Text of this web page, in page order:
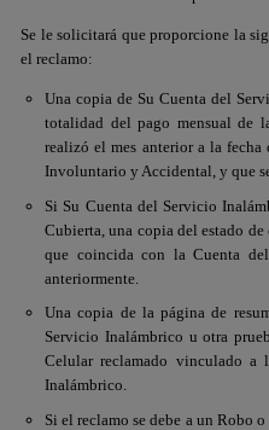
Se le solicitará que proporcione la
el reclamo:
Una copia de Su Cuenta del
totalidad del pago mensual de
realizó el mes anterior a la
Involuntario y Accidental, y que
Si Su Cuenta del Servicio
Cubierta, una copia del estado
que coincida con la Cuenta
anteriormente.
Una copia de la página de
Servicio Inalámbrico u otra
Celular reclamado vinculado a
Inalámbrico.
Si el reclamo se debe a un Robo